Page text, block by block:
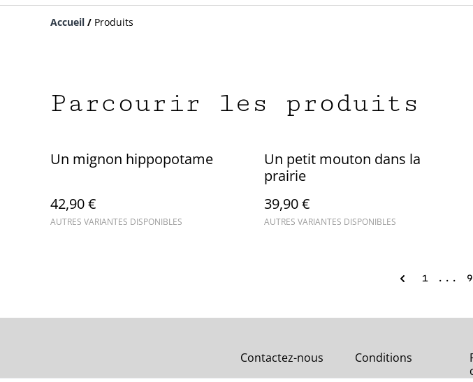
Accueil / Produits
Parcourir les produits
Un mignon hippopotame
42,90 €
AUTRES VARIANTES DISPONIBLES
Un petit mouton dans la
prairie
39,90 €
AUTRES VARIANTES DISPONIBLES
1 ... 9
Contactez-nous Conditions